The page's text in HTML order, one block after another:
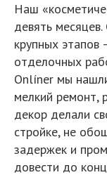
Наш
девять
крупных
отделочных
Onlíner мы
мелкий ремонт,
декор делали
стройке, не
задержек и
довести до